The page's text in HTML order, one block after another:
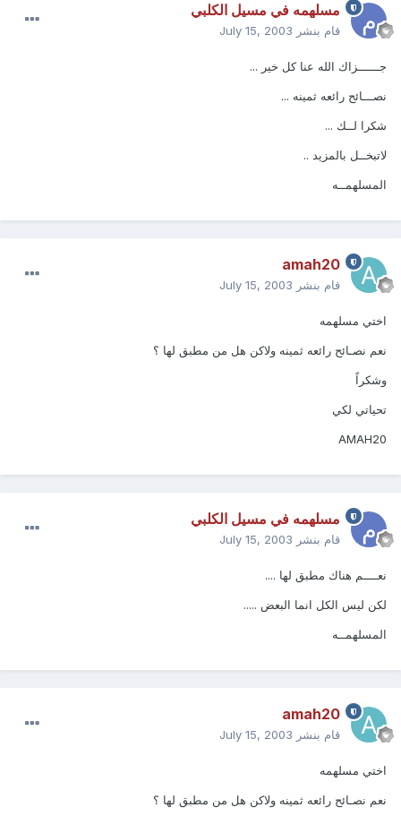
مسلهمه في مسيل الكلبي
قام بنشر July 15, 2003
جــــــزاك الله عنا كل خير ...
نصـــائح رائعه ثمينه ...
شكرا لــك ...
لاتبخــل بالمزيد ..
المسلهمــه
amah20
قام بنشر July 15, 2003
اختي مسلهمه
نعم نصـائح رائعه ثمينه ولاكن هل من مطبق لها ؟
وشكراً
تحياتي لكي
AMAH20
مسلهمه في مسيل الكلبي
قام بنشر July 15, 2003
نعــــم هناك مطبق لها ....
لكن ليس الكل انما البعض .....
المسلهمــه
amah20
قام بنشر July 15, 2003
اختي مسلهمه
نعم نصـائح رائعه ثمينه ولاكن هل من مطبق لها ؟